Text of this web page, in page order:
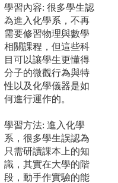
學習內容: 很多學生認
為進入化學系，不再
需要修習物理與數學
相關課程，但這些科
目可以讓學生更懂得
分子的微觀行為與特
性以及化學儀器是如
何進行運作的。
學習方法: 進入化學
系，很多學生誤認為
只需研讀課本上的知
識，其實在大學的階
段，動手作實驗的能